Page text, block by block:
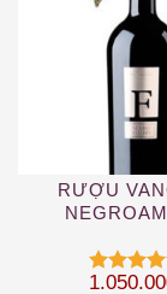
RƯỢU
Được